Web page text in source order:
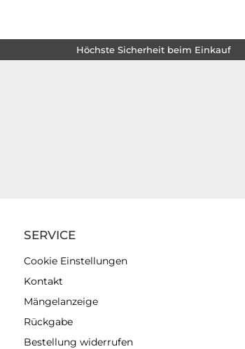
Höchste Sicherheit beim Einkauf
SERVICE
Cookie Einstellungen
Kontakt
Mängelanzeige
Rückgabe
Bestellung widerrufen